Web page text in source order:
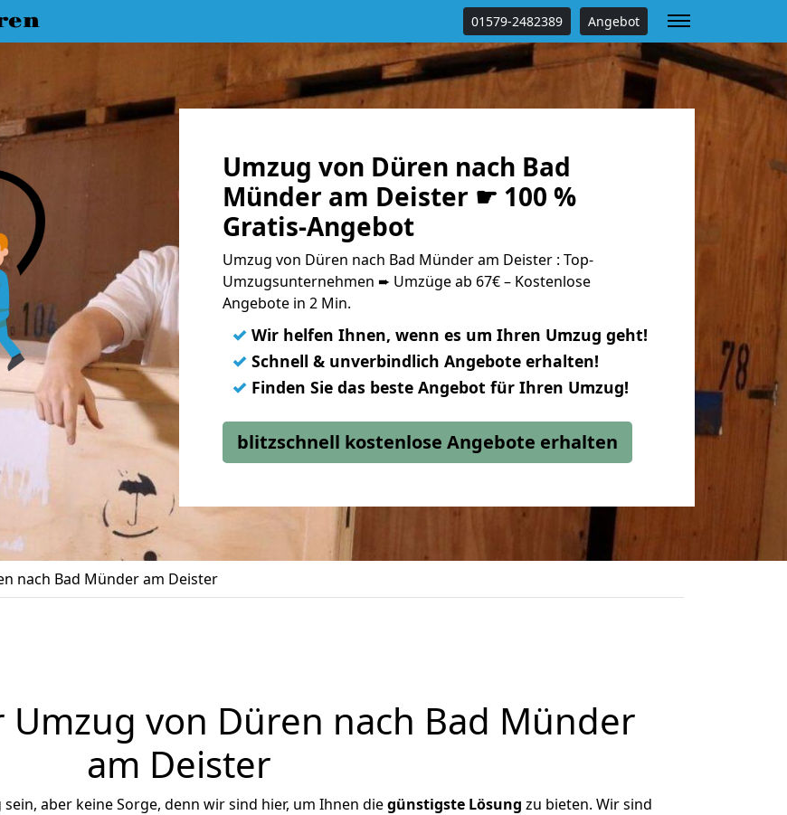
01579-2482389 Angebot
Umzug von Düren nach Bad
Münder am Deister ☛ 100 %
Gratis-Angebot
Umzug von Düren nach Bad Münder am Deister : Top-
Umzugsunternehmen ➨ Umzüge ab 67€ – Kostenlose
Angebote in 2 Min.
✓ Wir helfen Ihnen, wenn es um Ihren Umzug geht!
✓ Schnell & unverbindlich Angebote erhalten!
✓ Finden Sie das beste Angebot für Ihren Umzug!
blitzschnell kostenlose Angebote erhalten
nach Bad Münder am Deister
von Düren nach Bad Münder
am Deister
aber keine Sorge, denn wir sind hier, um Ihnen diegünstigste Lösung zu bieten. Wir sind